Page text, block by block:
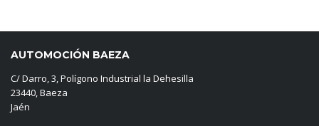
AUTOMOCIÓN BAEZA
C/ Darro, 3, Polígono Industrial la Dehesilla
23440, Baeza
Jaén